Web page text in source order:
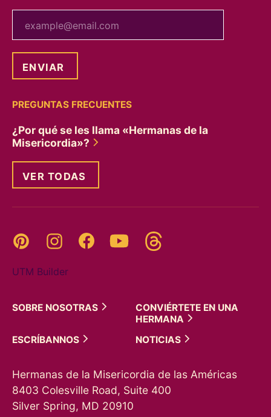
PREGUNTAS FRECUENTES
¿Por qué se les llama «Hermanas de la
Misericordia»?
VER TODAS
Pinterest InstagramFacebookYouTube
UTM Builder
SOBRE NOSOTRAS
CONVIÉRTETE EN UNA
HERMANA
ESCRÍBANNOS
NOTICIAS
Hermanas de la Misericordia de las Américas
8403 Colesville Road, Suite 400
Silver Spring, MD 20910